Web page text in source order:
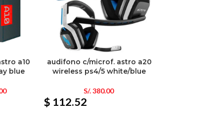
a10
blue
audifono c/microf. astro a20
wireless ps4/5 white/blue
S/.380.00
$ 112.52